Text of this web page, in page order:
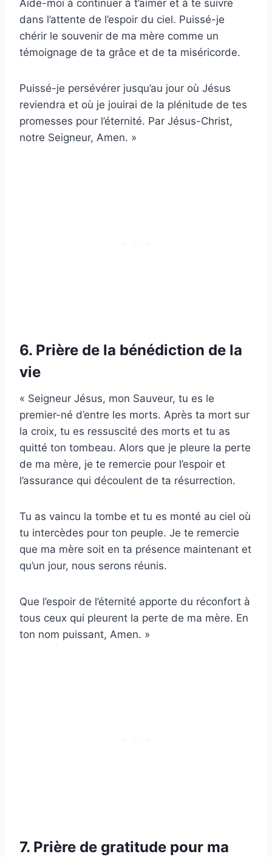
Aide-moi à continuer à t’aimer et à te suivre
dans l’attente de l’espoir du ciel. Puissé-je
chérir le souvenir de ma mère comme un
témoignage de ta grâce et de ta miséricorde.
Puissé-je persévérer jusqu’au jour où Jésus
reviendra et où je jouirai de la plénitude de tes
promesses pour l’éternité. Par Jésus-Christ,
notre Seigneur, Amen. »
6. Prière de la bénédiction de la
vie
« Seigneur Jésus, mon Sauveur, tu es le
premier-né d’entre les morts. Après ta mort sur
la croix, tu es ressuscité des morts et tu as
quitté ton tombeau. Alors que je pleure la perte
de ma mère, je te remercie pour l’espoir et
l’assurance qui découlent de ta résurrection.
Tu as vaincu la tombe et tu es monté au ciel où
tu intercèdes pour ton peuple. Je te remercie
que ma mère soit en ta présence maintenant et
qu’un jour, nous serons réunis.
Que l’espoir de l’éternité apporte du réconfort à
tous ceux qui pleurent la perte de ma mère. En
ton nom puissant, Amen. »
7. Prière de gratitude pour ma